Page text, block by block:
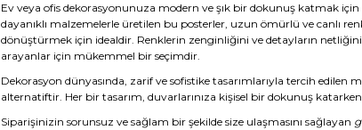
Ev veya ofis dekorasyonunuza modern ve şık bir dokunuş katmak için
dayanıklı malzemelerle üretilen bu posterler, uzun ömürlü ve canlı
dönüştürmek için idealdir. Renklerin zenginliğini ve detayların
arayanlar için mükemmel bir seçimdir.
Dekorasyon dünyasında, zarif ve sofistike tasarımlarıyla tercih edilen
alternatiftir. Her bir tasarım, duvarlarınıza kişisel bir dokunuş
Siparişinizin sorunsuz ve sağlam bir şekilde size ulaşmasını sağlayan